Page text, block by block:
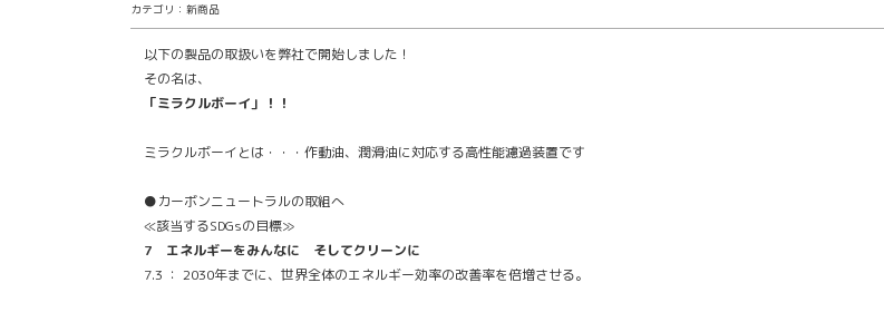
カテゴリ：新商品
以下の製品の取扱いを弊社で開始しました！
その名は、
「ミラクルボーイ」！！
ミラクルボーイとは・・・作動油、潤滑油に対応する高性能濾過装置です
●カーボンニュートラルの取組へ
≪該当するSDGsの目標≫
7 エネルギーをみんなに そしてクリーンに
7.3 ： 2030年までに、世界全体のエネルギー効率の改善率を倍増させる。